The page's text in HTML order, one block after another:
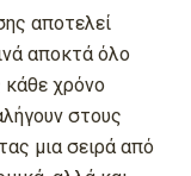
αποτελεί
αποκτά όλο
κάθε χρόνο
στους
μια σειρά από